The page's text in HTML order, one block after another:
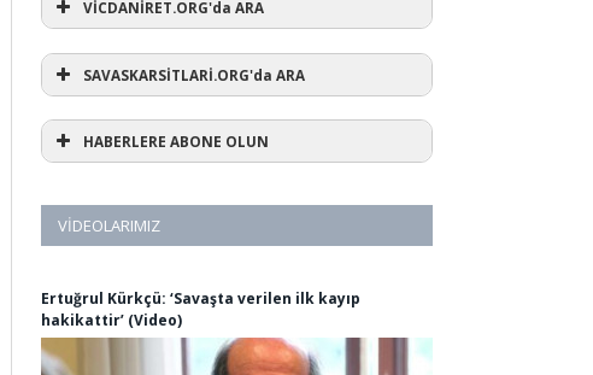
VİCDANİRET.ORG'da ARA
SAVASKARSİTLARİ.ORG'da ARA
HABERLERE ABONE OLUN
VIDEOLARIMIZ
Ertuğrul Kürkçü: ‘Savaşta verilen ilk kayıp
hakikattir’ (Video)